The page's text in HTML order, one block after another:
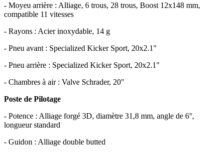
- Moyeu arrière : Alliage, 6 trous, 28 trous, Boost 12x148 mm,
compatible 11 vitesses
- Rayons : Acier inoxydable, 14 g
- Pneu avant : Specialized Kicker Sport, 20x2.1"
- Pneu arrière : Specialized Kicker Sport, 20x2.1"
- Chambres à air : Valve Schrader, 20"
Poste de Pilotage
- Potence : Alliage forgé 3D, diamètre 31,8 mm, angle de 6°,
longueur standard
- Guidon : Alliage double butted